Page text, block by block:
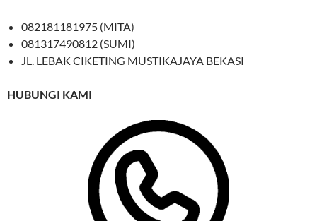
082181181975 (MITA)
081317490812 (SUMI)
JL. LEBAK CIKETING MUSTIKAJAYA BEKASI
HUBUNGI KAMI